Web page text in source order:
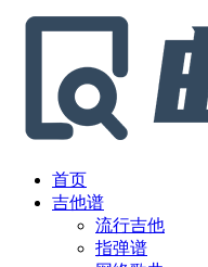
首页
吉他谱
流行吉他
指弹谱